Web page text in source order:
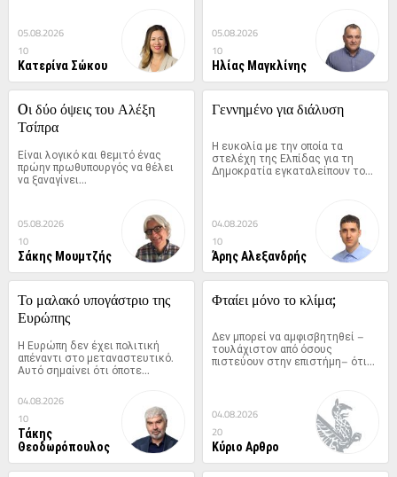
05.08.2026
10
Κατερίνα Σώκου
05.08.2026
10
Ηλίας Μαγκλίνης
Oι δύο όψεις του Αλέξη
Τσίπρα
Είναι λογικό και θεμιτό ένας
πρώην πρωθυπουργός να θέλει
να ξαναγίνει...
05.08.2026
10
Σάκης Μουμτζής
Γεννημένο για διάλυση
Η ευκολία με την οποία τα
στελέχη της Ελπίδας για τη
Δημοκρατία εγκαταλείπουν το...
04.08.2026
10
Άρης Αλεξανδρής
Το μαλακό υπογάστριο της
Ευρώπης
Η Ευρώπη δεν έχει πολιτική
απέναντι στο μεταναστευτικό.
Αυτό σημαίνει ότι όποτε...
04.08.2026
10
Τάκης
Θεοδωρόπουλος
Φταίει μόνο το κλίμα;
Δεν μπορεί να αμφισβητηθεί –
τουλάχιστον από όσους
πιστεύουν στην επιστήμη– ότι...
04.08.2026
20
Κύριο Αρθρο